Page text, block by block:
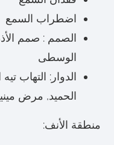
اضطراب السمع
الصمم : صمم
الوسطى
الدوار: التهاب
الحميد, مرض
منطقة الأنف: